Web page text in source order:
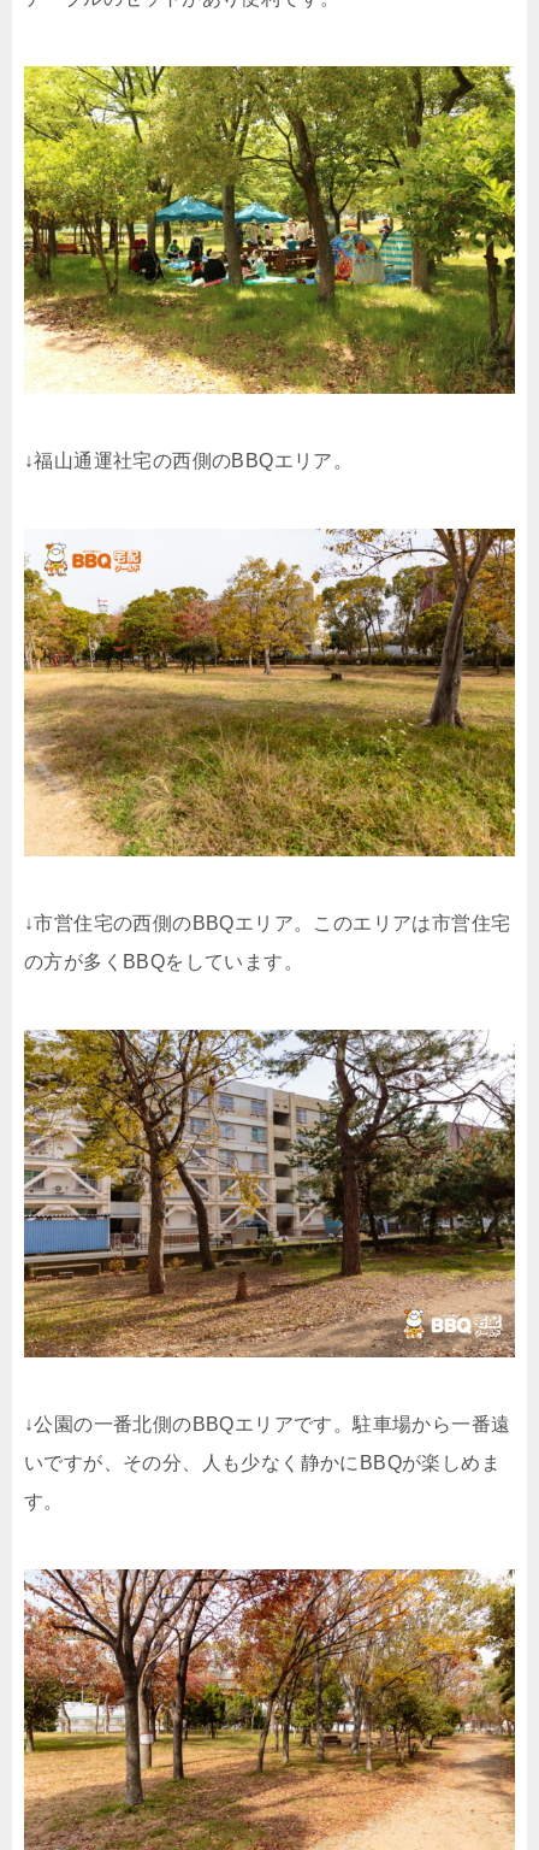
↓福山通運社宅の西側のBBQエリア。
↓市営住宅の西側のBBQエリア。このエリアは市営住宅
の方が多くBBQをしています。
↓公園の一番北側のBBQエリアです。駐車場から一番遠
いですが、その分、人も少なく静かにBBQが楽しめま
す。